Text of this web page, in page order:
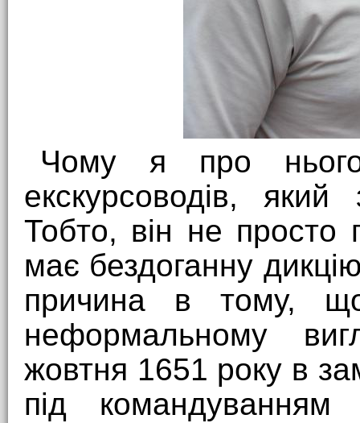
Чому я про
екскурсоводів, який
Тобто, він не просто
має бездоганну
причина в тому,
неформальному
жовтня 1651 року в
під